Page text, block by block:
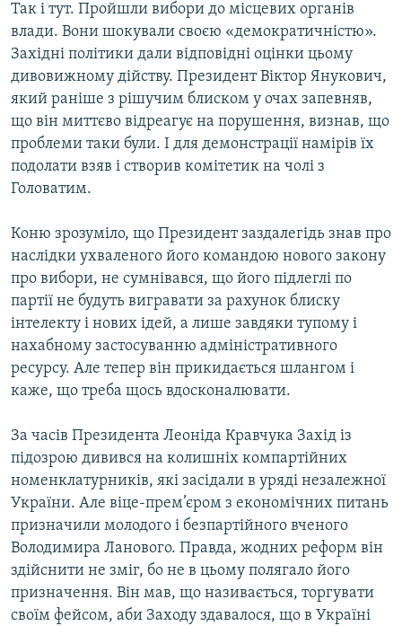
Так і тут. Пройшли вибори до місцевих органів
влади. Вони шокували своєю «демократичністю».
Західні політики дали відповідні оцінки цьому
дивовижному дійству. Президент Віктор Янукович,
який раніше з рішучим блиском у очах запевняв,
що він миттєво відреагує на порушення, визнав, що
проблеми таки були. І для демонстрації намірів їх
подолати взяв і створив комітетик на чолі з
Головатим.
Коню зрозуміло, що Президент заздалегідь знав про
наслідки ухваленого його командою нового закону
про вибори, не сумнівався, що його підлеглі по
партії не будуть вигравати за рахунок блиску
інтелекту і нових ідей, а лише завдяки тупому і
нахабному застосуванню адміністративного
ресурсу. Але тепер він прикидається шлангом і
каже, що треба щось вдосконалювати.
За часів Президента Леоніда Кравчука Захід із
підозрою дивився на колишніх компартійних
номенклатурників, які засідали в уряді незалежної
України. Але віце-прем’єром з економічних питань
призначили молодого і безпартійного вченого
Володимира Ланового. Правда, жодних реформ він
здійснити не зміг, бо не в цьому полягало його
призначення. Він мав, що називається, торгувати
своїм фейсом, аби Заходу здавалося, що в Україні